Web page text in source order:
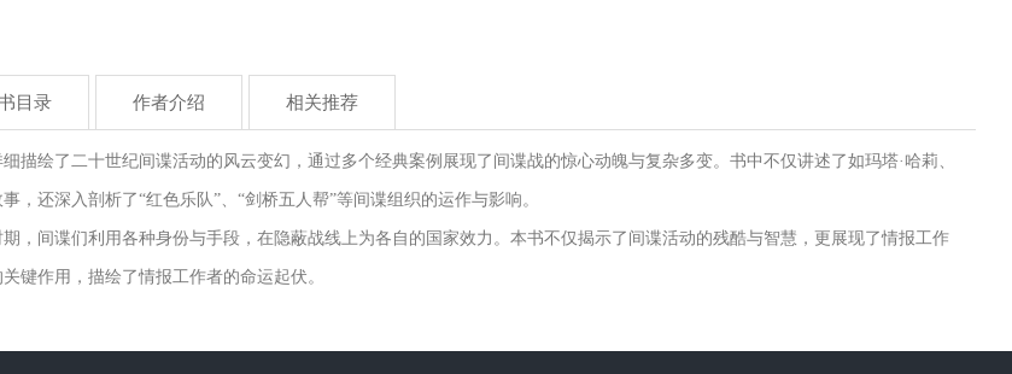
目录 作者介绍 相关推荐
细描绘了二十世纪间谍活动的风云变幻，通过多个经典案例展现了间谍战的惊心动魄与复杂多变。书中不仅讲述了如玛塔·哈莉、
，还深入剖析了“红色乐队”、“剑桥五人帮”等间谍组织的运作与影响。
，间谍们利用各种身份与手段，在隐蔽战线上为各自的国家效力。本书不仅揭示了间谍活动的残酷与智慧，更展现了情报工作
键作用，描绘了情报工作者的命运起伏。